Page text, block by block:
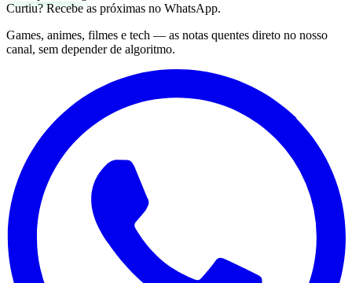
Curtiu? Recebe as próximas no WhatsApp.
Games, animes, filmes e tech — as notas quentes direto no nosso
canal, sem depender de algoritmo.